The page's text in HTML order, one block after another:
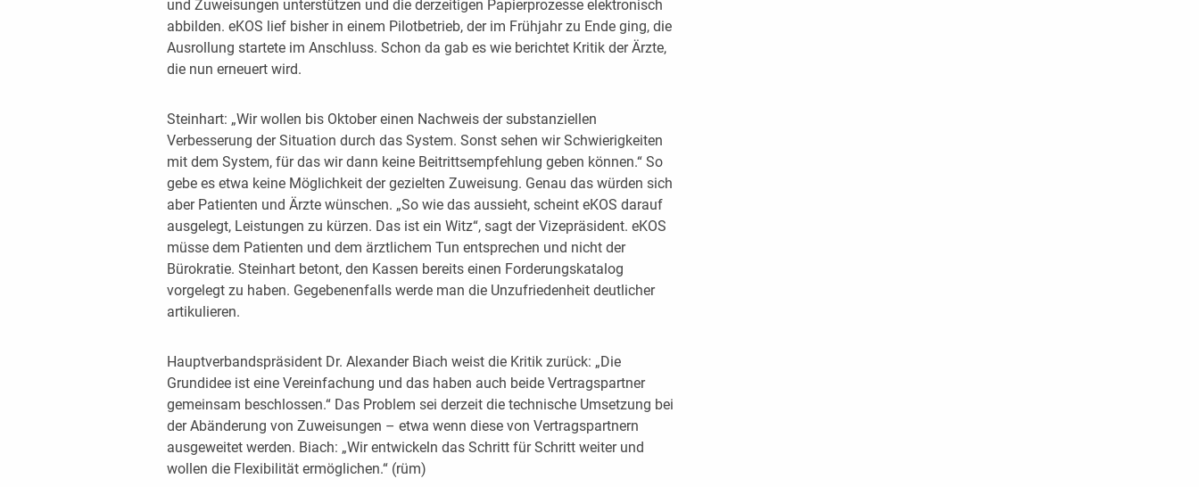
und Zuweisungen unterstützen und die derzeitigen Papierprozesse elektronisch
abbilden. eKOS lief bisher in einem Pilotbetrieb, der im Frühjahr zu Ende ging, die
Ausrollung startete im Anschluss. Schon da gab es wie berichtet Kritik der Ärzte,
die nun erneuert wird.
Steinhart: „Wir wollen bis Oktober einen Nachweis der substanziellen
Verbesserung der Situation durch das System. Sonst sehen wir Schwierigkeiten
mit dem System, für das wir dann keine Beitrittsempfehlung geben können.“ So
gebe es etwa keine Möglichkeit der gezielten Zuweisung. Genau das würden sich
aber Patienten und Ärzte wünschen. „So wie das aussieht, scheint eKOS darauf
ausgelegt, Leistungen zu kürzen. Das ist ein Witz“, sagt der Vizepräsident. eKOS
müsse dem Patienten und dem ärztlichem Tun entsprechen und nicht der
Bürokratie. Steinhart betont, den Kassen bereits einen Forderungskatalog
vorgelegt zu haben. Gegebenenfalls werde man die Unzufriedenheit deutlicher
artikulieren.
Hauptverbandspräsident Dr. Alexander Biach weist die Kritik zurück: „Die
Grundidee ist eine Vereinfachung und das haben auch beide Vertragspartner
gemeinsam beschlossen.“ Das Problem sei derzeit die technische Umsetzung bei
der Abänderung von Zuweisungen – etwa wenn diese von Vertragspartnern
ausgeweitet werden. Biach: „Wir entwickeln das Schritt für Schritt weiter und
wollen die Flexibilität ermöglichen.“ (rüm)